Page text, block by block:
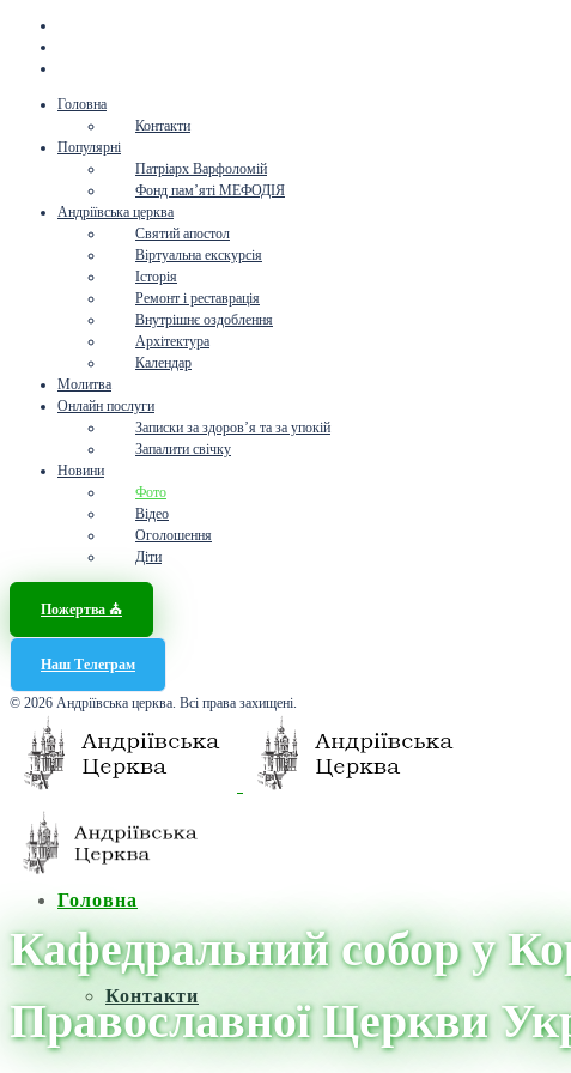
Головна
Контакти
Популярні
Патріарх Варфоломій
Фонд пам’яті МЕФОДІЯ
Андріївська церква
Святий апостол
Віртуальна екскурсія
Історія
Ремонт і реставрація
Внутрішнє оздоблення
Архітектура
Календар
Молитва
Онлайн послуги
Записки за здоров’я та за упокій
Запалити свічку
Новини
Фото
Відео
Оголошення
Діти
Пожертва ⛪️
Наш Телеграм
© 2026 Андріївська церква. Всі права захищені.
Головна
Контакти
Кафедральний собор у
Православної Церкви